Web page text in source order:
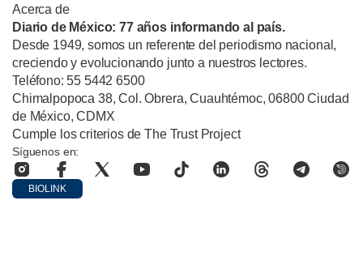
Acerca de
Diario de México: 77 años informando al país.
Desde 1949, somos un referente del periodismo nacional,
creciendo y evolucionando junto a nuestros lectores.
Teléfono: 55 5442 6500
Chimalpopoca 38, Col. Obrera, Cuauhtémoc, 06800 Ciudad
de México, CDMX
Cumple los criterios de The Trust Project
Síguenos en:
BIOLINK